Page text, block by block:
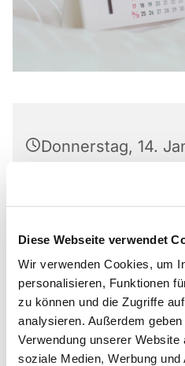
Diese Webseite verwendet
Wir verwenden Cookies, um
personalisieren, Funktionen
zu können und die Zugriffe
analysieren. Außerdem
Verwendung unserer
soziale Medien, Werbung
Donnerstag, 14.
Markus-
Bastfelder Weg 30,
Paderborn
Irmgard Dreyer-